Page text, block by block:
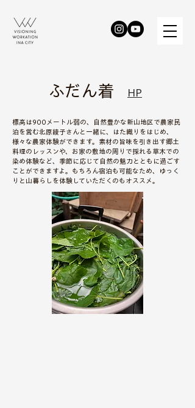
ふだん着 HP
標高は900メートル弱の、自然豊かな新山地区で農家民
泊を営む北原綾子さんと一緒に、はた織りをはじめ、
様々な農家体験ができます。素材の旨味を引き出す郷土
料理のレッスンや、お家の敷地の周りで採れる草木での
染め体験など、季節に応じて自然の魅力とともに過ごす
ことができますよ。もちろん宿泊も可能なため、ゆっく
りと山暮らしを体験していただくのもオススメ。